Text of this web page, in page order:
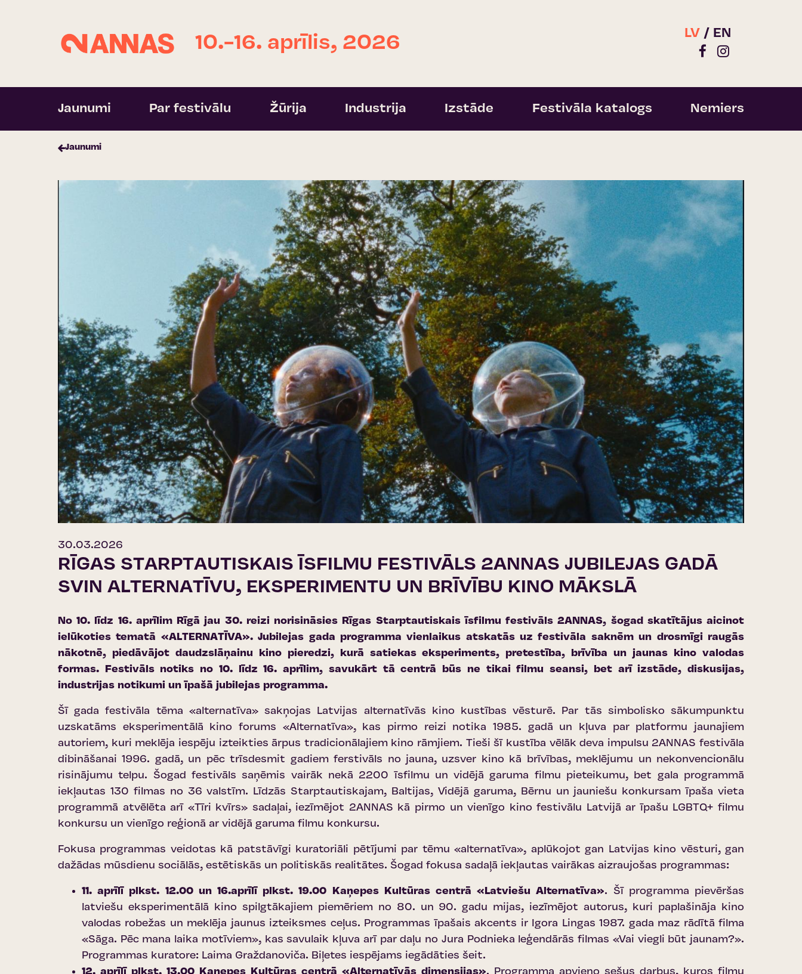
10.-16. aprīlis, 2026 LV EN
Jaunumi Par festivālu Žūrija Industrija Izstāde Festivāla katalogs Nemiers
Jaunumi
30.03.2026
RĪGAS STARPTAUTISKAIS ĪSFILMU FESTIVĀLS 2ANNAS JUBILEJAS GADĀ
SVIN ALTERNATĪVU, EKSPERIMENTU UN BRĪVĪBU KINO MĀKSLĀ
No 10. līdz 16. aprīlim Rīgā jau 30. reizi norisināsies Rīgas Starptautiskais īsfilmu festivāls 2ANNAS, šogad skatītājus aicinot
ielūkoties tematā «ALTERNATĪVA». Jubilejas gada programma vienlaikus atskatās uz festivāla saknēm un drosmīgi raugās
nākotnē, piedāvājot daudzslāņainu kino pieredzi, kurā satiekas eksperiments, pretestība, brīvība un jaunas kino valodas
formas. Festivāls notiks no 10. līdz 16. aprīlim, savukārt tā centrā būs ne tikai filmu seansi, bet arī izstāde, diskusijas,
industrijas notikumi un īpašā jubilejas programma.
Šī gada festivāla tēma «alternatīva» sakņojas Latvijas alternatīvās kino kustības vēsturē. Par tās simbolisko sākumpunktu
uzskatāms eksperimentālā kino forums «Alternatīva», kas pirmo reizi notika 1985. gadā un kļuva par platformu jaunajiem
autoriem, kuri meklēja iespēju izteikties ārpus tradicionālajiem kino rāmjiem. Tieši šī kustība vēlāk deva impulsu 2ANNAS festivāla
dibināšanai 1996. gadā, un pēc trīsdesmit gadiem ferstivāls no jauna, uzsver kino kā brīvības, meklējumu un nekonvencionālu
risinājumu telpu. Šogad festivāls saņēmis vairāk nekā 2200 īsfilmu un vidējā garuma filmu pieteikumu, bet gala programmā
iekļautas 130 filmas no 36 valstīm. Līdzās Starptautiskajam, Baltijas, Vidējā garuma, Bērnu un jauniešu konkursam īpaša vieta
programmā atvēlēta arī «Tīri kvīrs» sadaļai, iezīmējot 2ANNAS kā pirmo un vienīgo kino festivālu Latvijā ar īpašu LGBTQ+ filmu
konkursu un vienīgo reģionā ar vidējā garuma filmu konkursu.
Fokusa programmas veidotas kā patstāvīgi kuratoriāli pētījumi par tēmu «alternatīva», aplūkojot gan Latvijas kino vēsturi, gan
dažādas mūsdienu sociālās, estētiskās un politiskās realitātes. Šogad fokusa sadaļā iekļautas vairākas aizraujošas programmas:
11. aprīlī plkst. 12.00 un 16.aprīlī plkst. 19.00 Kaņepes Kultūras centrā «Latviešu Alternatīva». Šī programma pievēršas
latviešu eksperimentālā kino spilgtākajiem piemēriem no 80. un 90. gadu mijas, iezīmējot autorus, kuri paplašināja kino
valodas robežas un meklēja jaunus izteiksmes ceļus. Programmas īpašais akcents ir Igora Lingas 1987. gada maz rādītā filma
«Sāga. Pēc mana laika motīviem», kas savulaik kļuva arī par daļu no Jura Podnieka leģendārās filmas «Vai viegli būt jaunam?».
Programmas kuratore: Laima Graždanoviča. Biļetes iespējams iegādāties šeit.